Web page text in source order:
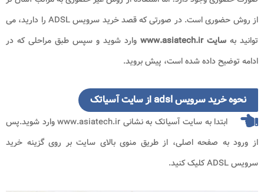
از روش حضوری است. در صورتی که قصد خرید سرویسADSL را دارید، می
توانید به سایتwww.asiatech.ir وارد شوید و سپس طبق مراحلی که در
ادامه توضیح داده شده است، پیش بروید.
نحوه خرید سرویس adsl از سایت آسیاتک
ابتدا به سایت آسیاتک به نشانی www.asiatech.irوارد شوید.پس
از ورود به صفحه اصلی، از طریق منوی بالای سایت بر روی گزینه خرید
سرویسADSLکلیک کنید.